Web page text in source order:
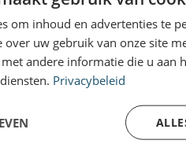
en
Alles is ontworpen met
uitvoering)
om inhoud en advertenties te
uw gebruik van onze site
andere informatie die u aan
Privacybeleid